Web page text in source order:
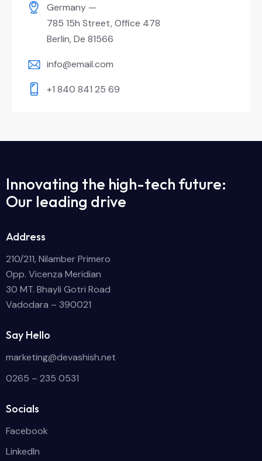
Germany —
785 15h Street, Office 478
Berlin, De 81566
info@email.com
+1 840 841 25 69
Innovating the high-tech future:
Our leading drive
Address
210/211, Nilamber Primero
Opp. Vicenza Meridian
30 MT. Bhayli Gotri Road
Vadodara – 390021
Say Hello
marketing@devashish.net
0265 – 235 0531
Socials
Facebook
LinkedIn